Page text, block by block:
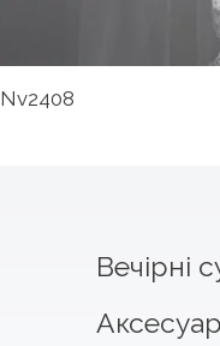
Nv2408
Вечірні